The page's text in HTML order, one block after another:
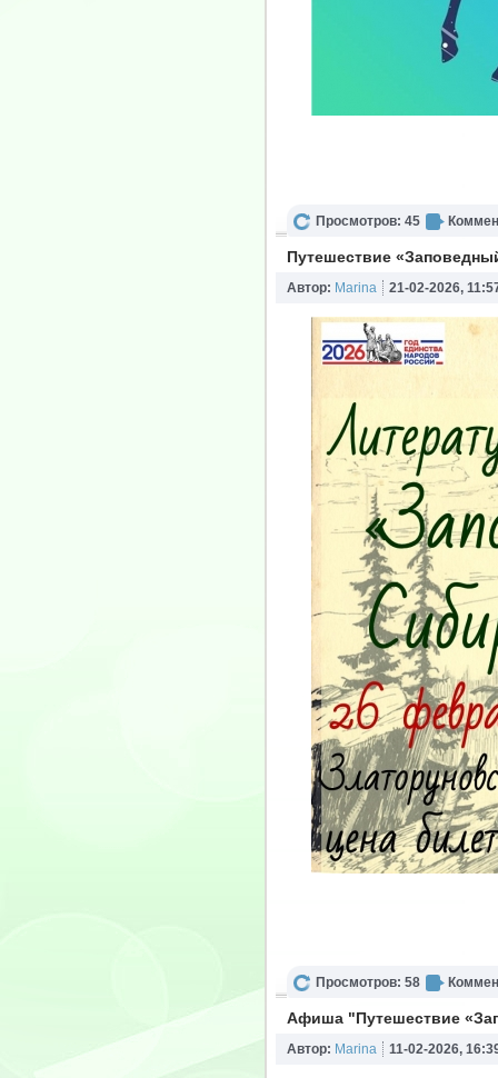
Просмотров: 45
Путешествие
Автор: Marina 21-02-2026,
Просмотров: 58
Афиша "Путешествие
Автор: Marina 11-02-2026,